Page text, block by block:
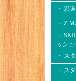
・ 邪道
・ Z-
・
ッシュ
・ ス
・ ス